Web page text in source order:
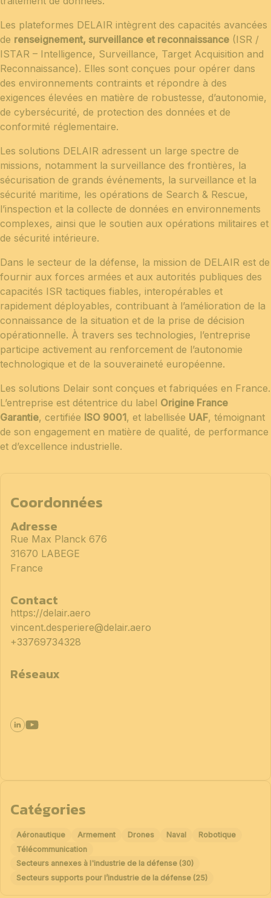
Les plateformes DELAIR intègrent des capacités avancées
de renseignement, surveillance et reconnaissance (ISR /
ISTAR – Intelligence, Surveillance, Target Acquisition and
Reconnaissance). Elles sont conçues pour opérer dans
des environnements contraints et répondre à des
exigences élevées en matière de robustesse, d’autonomie,
de cybersécurité, de protection des données et de
conformité réglementaire.
Les solutions DELAIR adressent un large spectre de
missions, notamment la surveillance des frontières, la
sécurisation de grands événements, la surveillance et la
sécurité maritime, les opérations de Search & Rescue,
l’inspection et la collecte de données en environnements
complexes, ainsi que le soutien aux opérations militaires et
de sécurité intérieure.
Dans le secteur de la défense, la mission de DELAIR est de
fournir aux forces armées et aux autorités publiques des
capacités ISR tactiques fiables, interopérables et
rapidement déployables, contribuant à l’amélioration de la
connaissance de la situation et de la prise de décision
opérationnelle. À travers ses technologies, l’entreprise
participe activement au renforcement de l’autonomie
technologique et de la souveraineté européenne.
Les solutions Delair sont conçues et fabriquées en France.
L’entreprise est détentrice du label Origine France
Garantie, certifiée ISO 9001, et labellisée UAF, témoignant
de son engagement en matière de qualité, de performance
et d’excellence industrielle.
Coordonnées
Adresse
Rue Max Planck 676
31670 LABEGE
France
Contact
https://delair.aero
vincent.desperiere@delair.aero
+33769734328
Réseaux
Catégories
Aéronautique Armement Drones Naval
Robotique
Télécommunication
Secteurs annexes à l'industrie de la défense (30)
Secteurs supports pour l’industrie de la défense (25)